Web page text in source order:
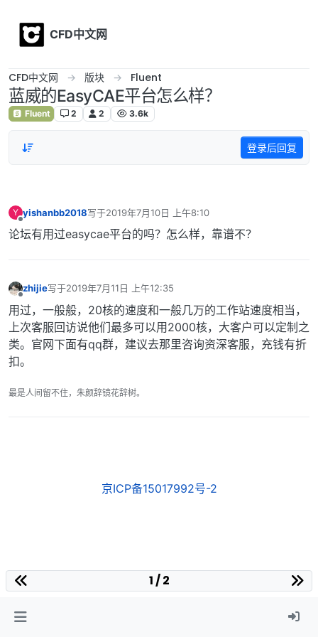
CFD中文网
CFD中文网 版块 Fluent
蓝威的EasyCAE平台怎么样？
Fluent 2 2 3.6k
登录后回复
Y
离线
yishanbb2018写于2019年7月10日 上午8:10
最后由 编辑
论坛有用过easycae平台的吗？怎么样，靠谱不？
zhijie写于2019年7月11日 上午12:35
最后由 编辑
用过，一般般，20核的速度和一般几万的工作站速度相当，
上次客服回访说他们最多可以用2000核，大客户可以定制之
类。官网下面有qq群，建议去那里咨询资深客服，充钱有折
扣。
最是人间留不住，朱颜辞镜花辞树。
京ICP备15017992号-2
1 / 2